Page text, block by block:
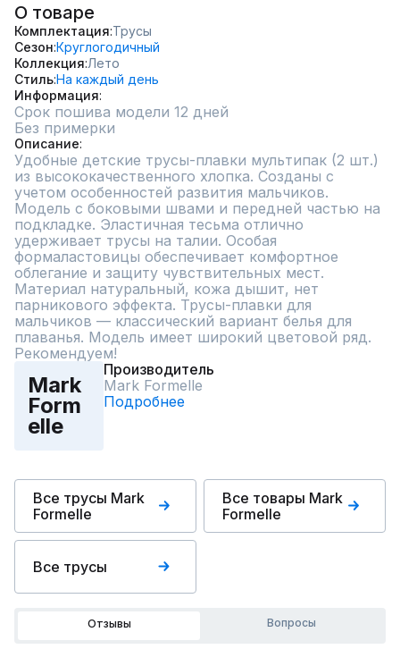
О товаре
Комплектация Трусы
Сезон Круглогодичный
Коллекция Лето
СтильНа каждый день
Информация
Срок пошива модели 12 дней
Без примерки
Описание
Удобные детские трусы-плавки мультипак (2 шт.)
из высококачественного хлопка. Созданы с
учетом особенностей развития мальчиков.
Модель с боковыми швами и передней частью на
подкладке. Эластичная тесьма отлично
удерживает трусы на талии. Особая
формаластовицы обеспечивает комфортное
облегание и защиту чувствительных мест.
Материал натуральный, кожа дышит, нет
парникового эффекта. Трусы-плавки для
мальчиков — классический вариант белья для
плаванья. Модель имеет широкий цветовой ряд.
Рекомендуем!
Mark
Form
elle
Производитель
Mark Formelle
Подробнее
Все трусы Mark
Formelle
Все товары Mark
Formelle
Все трусы
Отзывы Вопросы